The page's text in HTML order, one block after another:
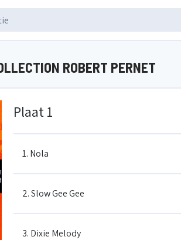
ROBERT PERNET
Plaat 1
1. Nola
2. Slow Gee Gee
3. Dixie Melody